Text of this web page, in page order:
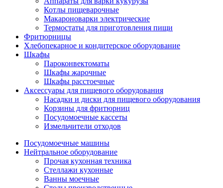
Котлы пищеварочные
Макароноварки электрические
Термостаты для приготовления пищи
Фритюрницы
Хлебопекарное и кондитерское оборудование
Шкафы
Пароконвектоматы
Шкафы жарочные
Шкафы расстоечные
Аксессуары для пищевого оборудования
Насадки и диски для пищевого оборудования
Корзины для фритюрниц
Посудомоечные кассеты
Измельчители отходов
Посудомоечные машины
Нейтральное оборудование
Прочая кухонная техника
Стеллажи кухонные
Ванны моечные